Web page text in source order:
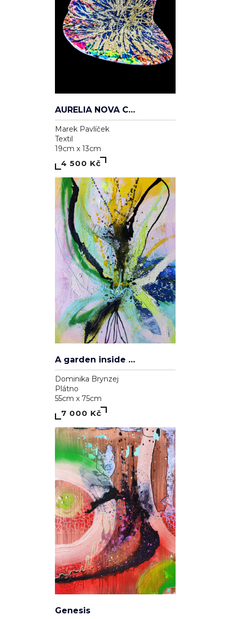
AURELIA NOVA CAP
Marek Pavlíček
Textil
19cm x 13cm
4 500 Kč
A garden inside me
Dominika Brynzej
Plátno
55cm x 75cm
7 000 Kč
Genesis